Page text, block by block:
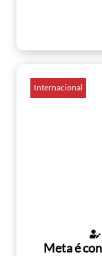
Internacional
Meta é